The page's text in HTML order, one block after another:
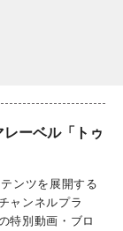
レーベル「トゥ
ンツを展開する
ャンネルプラ
特別動画・ブロ